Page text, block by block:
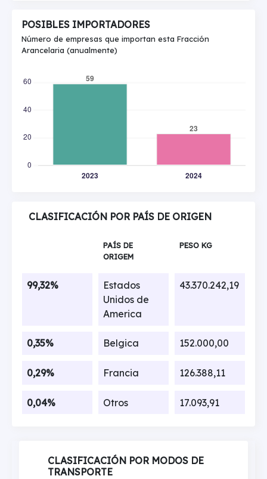
POSIBLES IMPORTADORES
Número de empresas que importan esta Fracción
Arancelaria (anualmente)
CLASIFICACIÓN POR PAÍS DE ORIGEN
PAÍS DE
ORIGEM
PESO KG
99,32%
Estados
Unidos de
America
43.370.242,19
0,35% Belgica 152.000,00
0,29% Francia 126.388,11
0,04% Otros 17.093,91
CLASIFICACIÓN POR MODOS DE
TRANSPORTE